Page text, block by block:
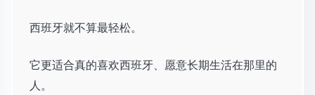
西班牙就不算最轻松。
它更适合真的喜欢西班牙、愿意长期生活在那里的
人。